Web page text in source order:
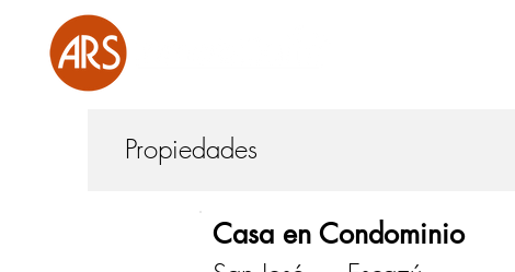
Propiedades
Casa en Condominio